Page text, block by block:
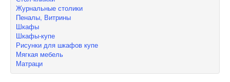
Журнальные столики
Пеналы, Витрины
Шкафы
Шкафы-купе
Рисунки для шкафов купе
Мягкая мебель
Матраци